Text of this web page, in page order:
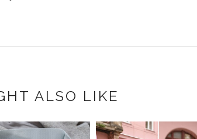
ALSO LIKE